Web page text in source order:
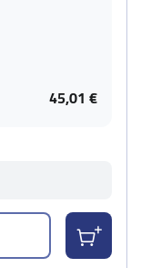
45,01 €